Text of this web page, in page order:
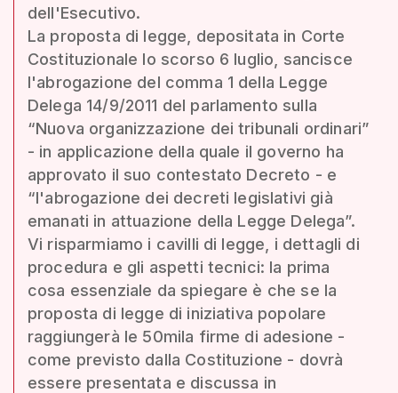
dell'Esecutivo.
La proposta di legge, depositata in Corte
Costituzionale lo scorso 6 luglio, sancisce
l'abrogazione del comma 1 della Legge
Delega 14/9/2011 del parlamento sulla
“Nuova organizzazione dei tribunali ordinari”
- in applicazione della quale il governo ha
approvato il suo contestato Decreto - e
“l'abrogazione dei decreti legislativi già
emanati in attuazione della Legge Delega”.
Vi risparmiamo i cavilli di legge, i dettagli di
procedura e gli aspetti tecnici: la prima
cosa essenziale da spiegare è che se la
proposta di legge di iniziativa popolare
raggiungerà le 50mila firme di adesione -
come previsto dalla Costituzione - dovrà
essere presentata e discussa in